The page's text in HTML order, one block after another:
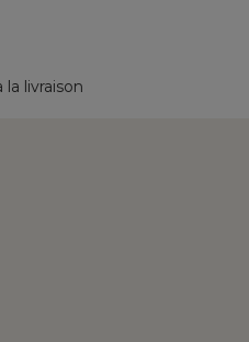
livraison